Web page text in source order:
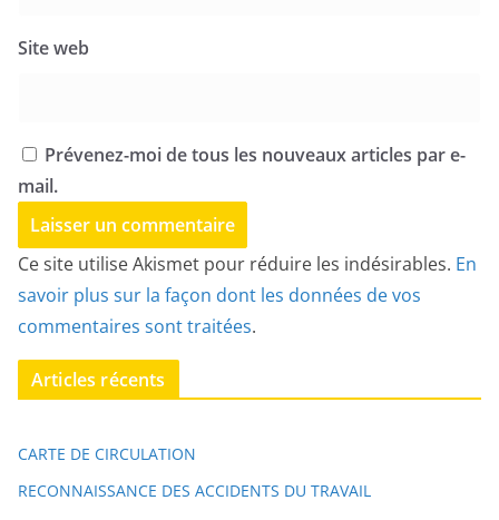
Site web
Prévenez-moi de tous les nouveaux articles par e-
mail.
Ce site utilise Akismet pour réduire les indésirables. En
savoir plus sur la façon dont les données de vos
commentaires sont traitées.
Articles récents
CARTE DE CIRCULATION
RECONNAISSANCE DES ACCIDENTS DU TRAVAIL